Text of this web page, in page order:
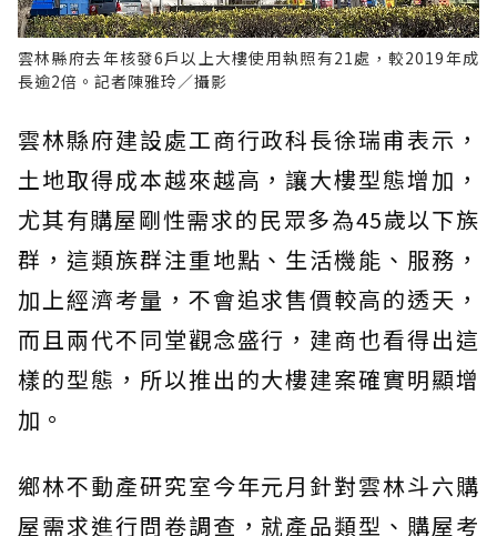
雲林縣府去年核發6戶以上大樓使用執照有21處，較2019年成
長逾2倍。記者陳雅玲／攝影
雲林縣府建設處工商行政科長徐瑞甫表示，
土地取得成本越來越高，讓大樓型態增加，
尤其有購屋剛性需求的民眾多為45歲以下族
群，這類族群注重地點、生活機能、服務，
加上經濟考量，不會追求售價較高的透天，
而且兩代不同堂觀念盛行，建商也看得出這
樣的型態，所以推出的大樓建案確實明顯增
加。
鄉林不動產研究室今年元月針對雲林斗六購
屋需求進行問卷調查，就產品類型、購屋考